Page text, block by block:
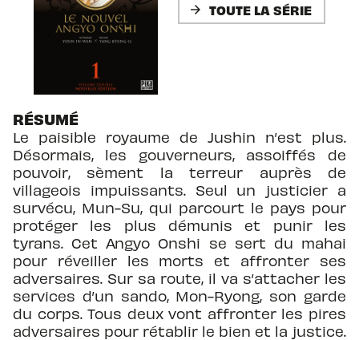
arrow_forward TOUTE LA SÉRIE
RÉSUMÉ
Le paisible royaume de Jushin n’est plus.
Désormais, les gouverneurs, assoiffés de
pouvoir, sèment la terreur auprès de
villageois impuissants. Seul un justicier a
survécu, Mun-Su, qui parcourt le pays pour
protéger les plus démunis et punir les
tyrans. Cet Angyo Onshi se sert du mahai
pour réveiller les morts et affronter ses
adversaires. Sur sa route, il va s’attacher les
services d’un sando, Mon-Ryong, son garde
du corps. Tous deux vont affronter les pires
adversaires pour rétablir le bien et la justice.